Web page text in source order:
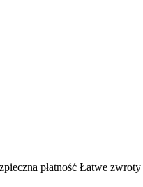
płatność Łatwe zwroty